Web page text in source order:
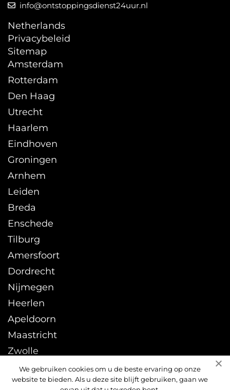
We gebruiken cookies om u de beste ervaring op onze
website te bieden. Als u deze site blijft gebruiken, gaan we
info@ontstoppingsdienst24uur.nl
Netherlands
Privacybeleid
Sitemap
Amsterdam
Rotterdam
Den Haag
Utrecht
Haarlem
Eindhoven
Groningen
Arnhem
Leiden
Breda
Enschede
Tilburg
Amersfoort
Dordrecht
Nijmegen
Heerlen
Apeldoorn
Maastricht
Zwolle
Leeuwarden
Sittard